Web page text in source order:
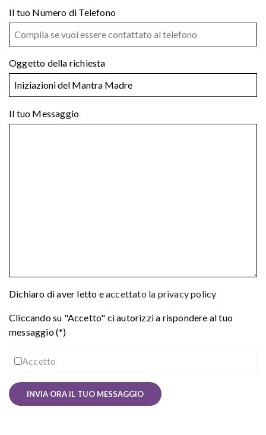
Il tuo Numero di Telefono
Oggetto della richiesta
Il tuo Messaggio
Dichiaro di aver letto eaccettato la privacy policy
Cliccando su "Accetto" ci autorizzi a rispondere al tuo
messaggio (*)
Accetto